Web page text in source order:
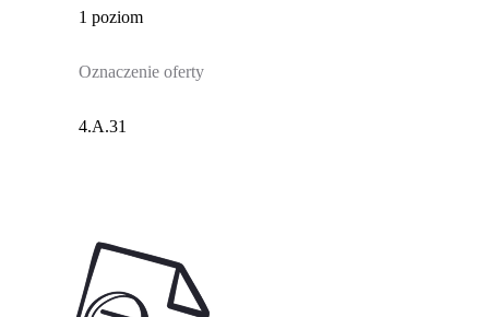
1 poziom
Oznaczenie oferty
4.A.31